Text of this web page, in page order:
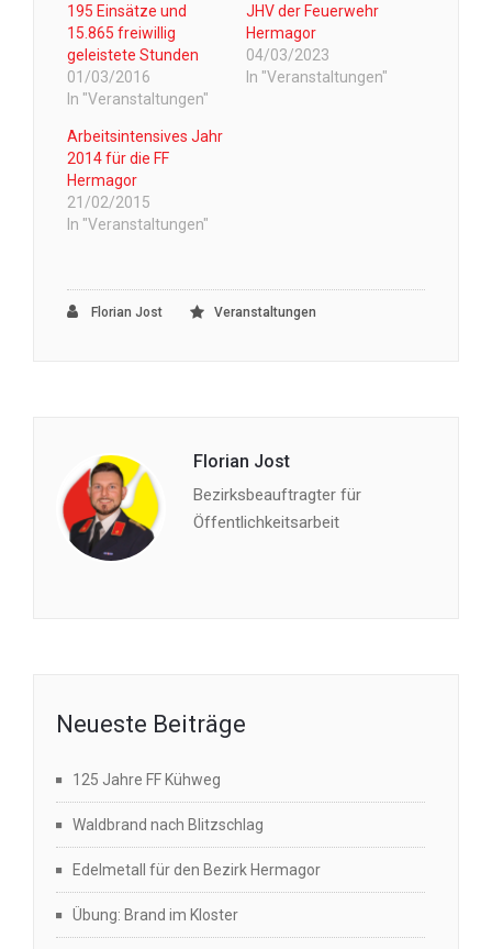
195 Einsätze und
15.865 freiwillig
geleistete Stunden
01/03/2016
In "Veranstaltungen"
JHV der Feuerwehr
Hermagor
04/03/2023
In "Veranstaltungen"
Arbeitsintensives Jahr
2014 für die FF
Hermagor
21/02/2015
In "Veranstaltungen"
Florian Jost Veranstaltungen
Florian Jost
Bezirksbeauftragter für
Öffentlichkeitsarbeit
Neueste Beiträge
125 Jahre FF Kühweg
Waldbrand nach Blitzschlag
Edelmetall für den Bezirk Hermagor
Übung: Brand im Kloster